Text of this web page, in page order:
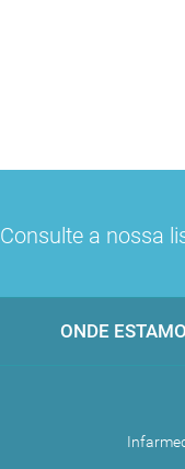
Consulte a nossa
ONDE